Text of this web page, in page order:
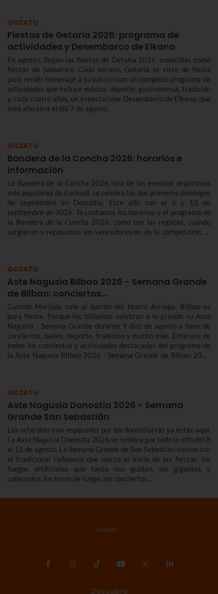
septiembre.
GOZATU
Fiestas de Getaria 2026: programa de
actividades y Desembarco de Elkano
En agosto, llegan las fiestas de Getaria 2026, conocidas como
fiestas de Salbatore. Cada verano, Getaria se viste de fiesta
para rendir homenaje a su patrón con un completo programa de
actividades que incluye música, deporte, gastronomía, tradición
y, cada cuatro años, un espectacular Desembarco de Elkano, que
este año será el día 7 de agosto.
GOZATU
Bandera de la Concha 2026: horarios e
información
La Bandera de la Concha 2026, uno de los eventos deportivos
más populares de Euskadi, se celebra los dos primeros domingos
de septiembre en Donostia. Este año son el 6 y 13 de
septiembre de 2026. Te contamos los horarios y el programa de
la Bandera de la Concha 2026, cómo son las regatas, cuándo
surgieron y repasamos los vencedores/as de la competición de
GOZATU
Aste Nagusia Bilbao 2026 - Semana Grande
de Bilbao: conciertos…
Cuando Marijaia sale al balcón del teatro Arriaga, Bilbao es
pura fiesta. Porque los bilbaínos celebran a lo grande su Aste
Nagusia - Semana Grande durante 9 días de agosto a base de
conciertos, bailes, deporte, tradición y mucho más. Entérate de
todos los conciertos y actividades destacadas del programa de
la Aste Nagusia Bilbao 2026 - Semana Grande de Bilbao 2026
GOZATU
Aste Nagusia Donostia 2026 - Semana
Grande San Sebastián
Los ocho días más esperados por los donostiarras ya están aquí.
La Aste Nagusia Donostia 2026 se celebra por todo lo alto del 8
al 15 de agosto. La Semana Grande de San Sebastián vuelve con
el tradicional cañonazo que marca el inicio de las fiestas, los
fuegos artificiales que tanto nos gustan, los gigantes y
cabezudos, los toros de fuego, los conciertos...
Descubre